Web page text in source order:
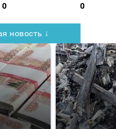
0 0
новость ↓